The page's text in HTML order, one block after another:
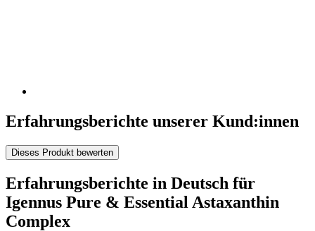
Erfahrungsberichte unserer Kund:innen
Dieses Produkt bewerten
Erfahrungsberichte in Deutsch für
Igennus Pure & Essential Astaxanthin
Complex